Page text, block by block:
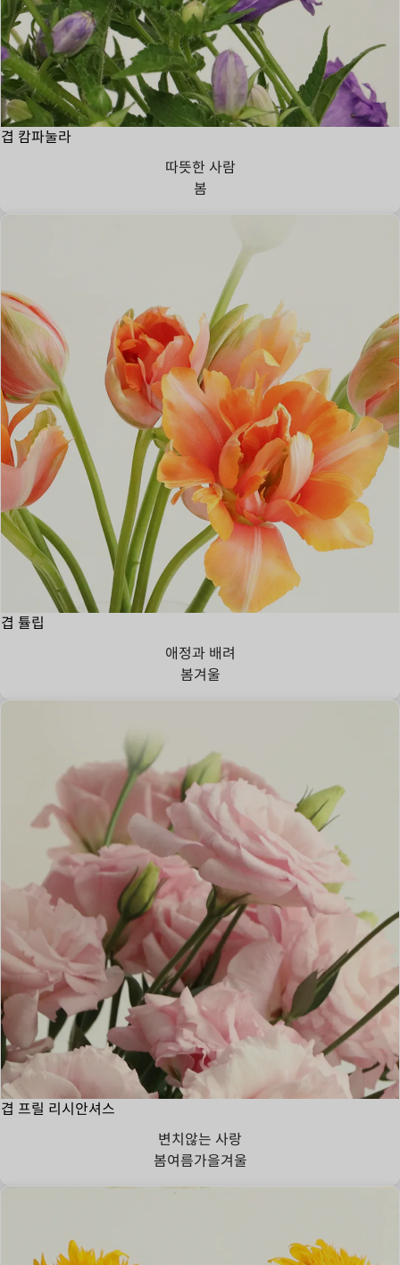
겹 캄파눌라
따뜻한 사람
봄
겹 튤립
애정과 배려
봄겨울
겹 프릴 리시안셔스
변치않는 사랑
봄여름가을겨울